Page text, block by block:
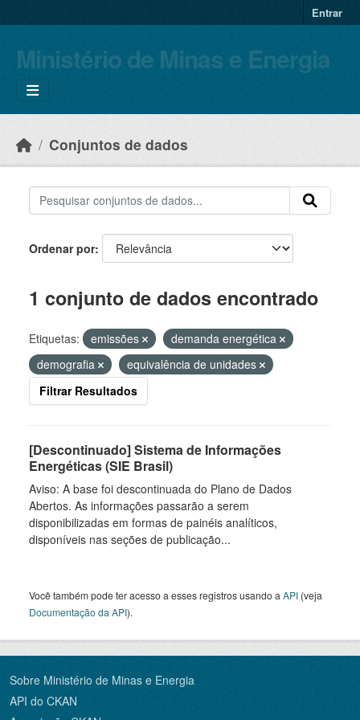
Entrar
Ministério de Minas e Energia
Conjuntos de dados
Ordenar por
1 conjunto de dados encontrado
Etiquetas: emissões
demanda energética
demografia
equivalência de unidades
Filtrar Resultados
[Descontinuado] Sistema de Informações
Energéticas (SIE Brasil)
Aviso: A base foi descontinuada do Plano de Dados
Abertos. As informações passarão a serem
disponibilizadas em formas de painéis analíticos,
disponíveis nas seções de publicação...
Você também pode ter acesso a esses registros usando a API (veja
Documentação da API).
Sobre Ministério de Minas e Energia
API do CKAN